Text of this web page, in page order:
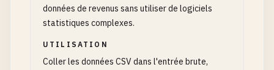
données de revenus sans utiliser de logiciels
statistiques complexes.
UTILISATION
Coller les données CSV dans l'entrée brute,